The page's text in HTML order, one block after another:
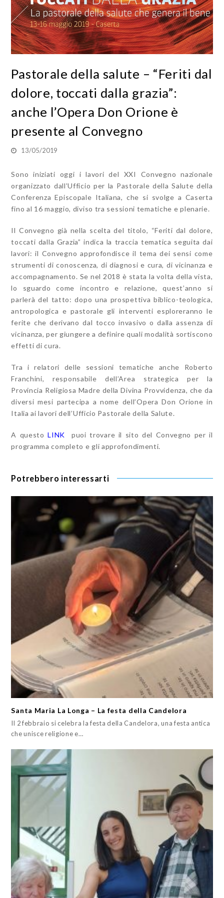
Pastorale della salute – “Feriti dal
dolore, toccati dalla grazia”:
anche l’Opera Don Orione è
presente al Convegno
13/05/2019
Sono iniziati oggi i lavori del XXI Convegno nazionale
organizzato dall’Ufficio per la Pastorale della Salute della
Conferenza Episcopale Italiana, che si svolge a Caserta
fino al 16 maggio, diviso tra sessioni tematiche e plenarie.
Il Convegno già nella scelta del titolo, “Feriti dal dolore,
toccati dalla Grazia” indica la traccia tematica seguita dai
lavori: il Convegno approfondisce il tema dei sensi come
strumenti di conoscenza, di diagnosi e cura, di vicinanza e
accompagnamento. Se nel 2018 è stata la volta della vista,
lo sguardo come incontro e relazione, quest’anno si
parlerà del tatto: dopo una prospettiva biblico-teologica,
antropologica e pastorale gli interventi esploreranno le
ferite che derivano dal tocco invasivo o dalla assenza di
vicinanza, per giungere a definire quali modalità sortiscono
effetti di cura.
Tra i relatori delle sessioni tematiche anche Roberto
Franchini, responsabile dell’Area strategica per la
Provincia Religiosa Madre della Divina Provvidenza, che da
diversi mesi partecipa a nome dell’Opera Don Orione in
Italia ai lavori dell’Ufficio Pastorale della Salute.
A questoLINK puoi trovare il sito del Convegno per il
programma completo e gli approfondimenti.
Potrebbero interessarti
Santa Maria La Longa – La festa della Candelora
Il 2 febbraio si celebra la festa della Candelora, una festa antica
che unisce religione e…